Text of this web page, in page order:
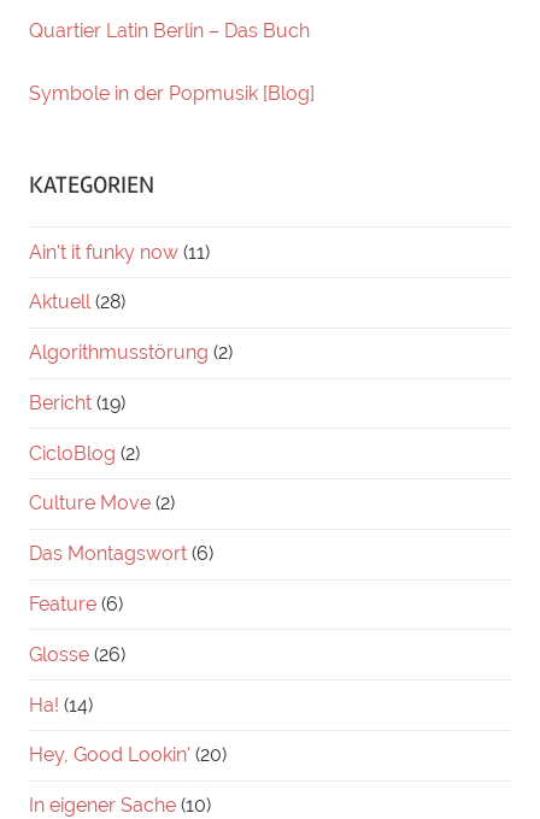
Quartier Latin Berlin – Das Buch
Symbole in der Popmusik [Blog]
KATEGORIEN
Ain't it funky now (11)
Aktuell(28)
Algorithmusstörung (2)
Bericht (19)
CicloBlog (2)
Culture Move (2)
Das Montagswort (6)
Feature (6)
Glosse (26)
Ha! (14)
Hey, Good Lookin' (20)
In eigener Sache (10)